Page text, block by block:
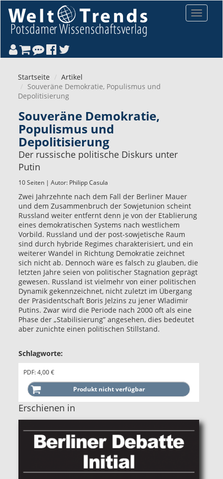
Toggle
Startseite
Artikel
Souveräne Demokratie, Populismus und
Depolitisierung
Souveräne Demokratie,
Populismus und
Depolitisierung
Der russische politische Diskurs unter
Putin
10 Seiten | Autor: Philipp Casula
Zwei Jahrzehnte nach dem Fall der Berliner Mauer
und dem Zusammenbruch der Sowjetunion scheint
Russland weiter entfernt denn je von der Etablierung
eines demokratischen Systems nach westlichem
Vorbild. Russland und der post-sowjetische Raum
sind durch hybride Regimes charakterisiert, und ein
weiterer Wandel in Richtung Demokratie zeichnet
sich nicht ab. Dennoch wäre es falsch zu glauben, die
letzten Jahre seien von politischer Stagnation geprägt
gewesen. Russland ist vielmehr von einer politischen
Dynamik gekennzeichnet, nicht zuletzt im Übergang
der Präsidentschaft Boris Jelzins zu jener Wladimir
Putins. Zwar wird die Periode nach 2000 oft als eine
Phase der „Stabilisierung” angesehen, dies bedeutet
aber zunichte einen politischen Stillstand.
Schlagworte:
PDF: 4,00 €
Erschienen in